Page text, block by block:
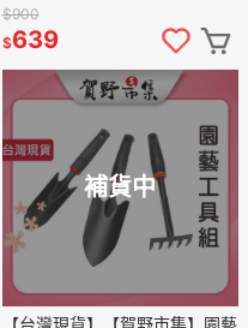
水壺 PLUS PERFECT 晶鑽316
陶瓷運動彈跳杯
$900
$639
補貨中
【台灣現貨】【賀野市集】園藝